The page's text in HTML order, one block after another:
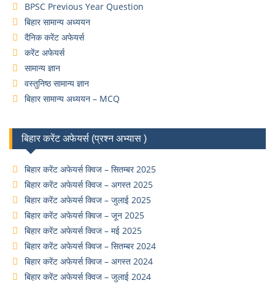
BPSC Previous Year Question
बिहार सामान्य अध्ययन
दैनिक करेंट अफेयर्स
करेंट अफेयर्स
सामान्य ज्ञान
वस्तुनिष्ठ सामान्य ज्ञान
बिहार सामान्य अध्ययन – MCQ
बिहार करेंट अफेयर्स (प्रश्न अभ्यास )
बिहार करेंट अफेयर्स क्विज – सितम्बर 2025
बिहार करेंट अफेयर्स क्विज – अगस्त 2025
बिहार करेंट अफेयर्स क्विज – जुलाई 2025
बिहार करेंट अफेयर्स क्विज – जून 2025
बिहार करेंट अफेयर्स क्विज – मई 2025
बिहार करेंट अफेयर्स क्विज – सितम्बर 2024
बिहार करेंट अफेयर्स क्विज – अगस्त 2024
बिहार करेंट अफेयर्स क्विज – जुलाई 2024